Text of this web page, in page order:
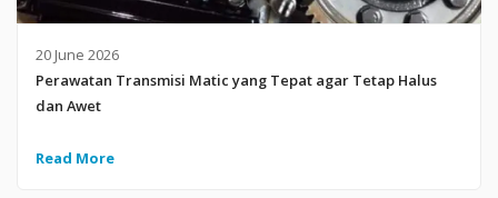
20 June 2026
Perawatan Transmisi Matic yang Tepat agar Tetap Halus
dan Awet
Read More